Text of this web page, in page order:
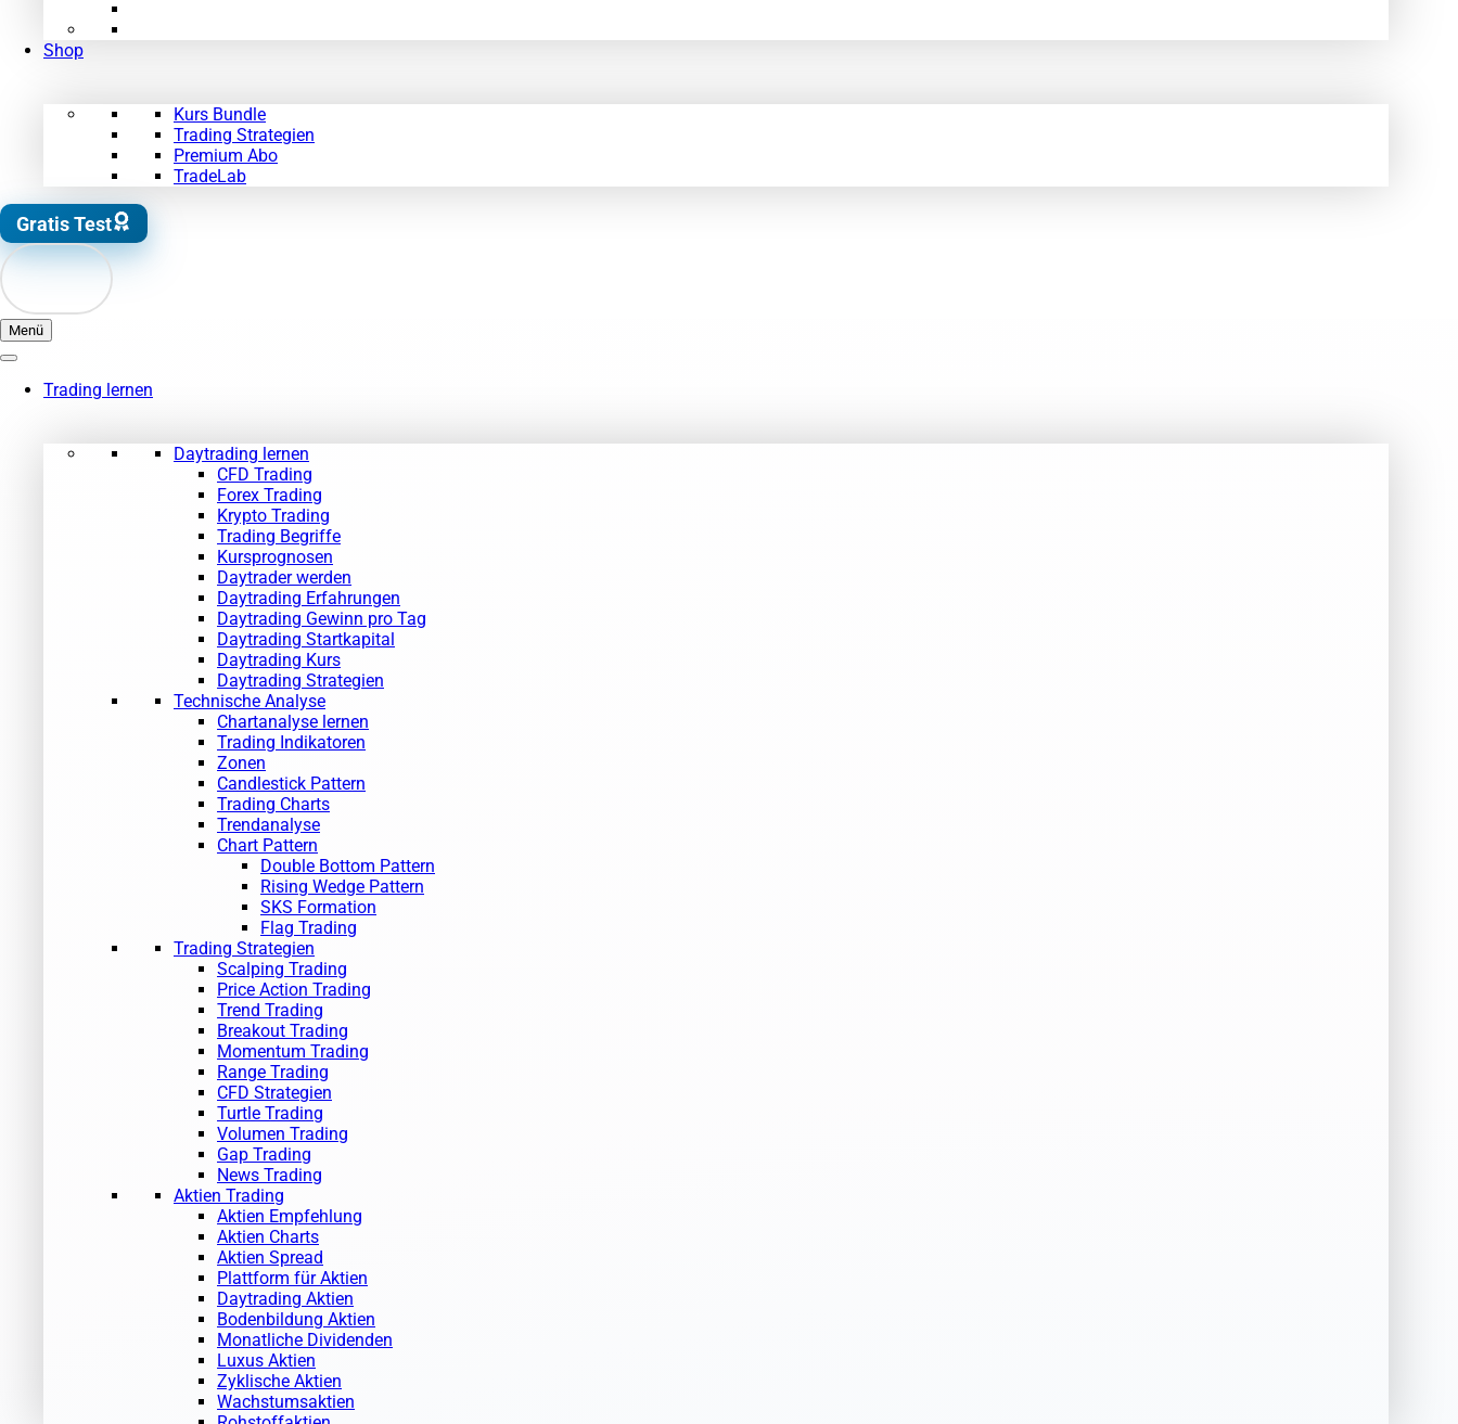
Shop
Kurs Bundle
Trading Strategien
Premium Abo
TradeLab
Gratis Test
Menü
Trading lernen
Daytrading lernen
CFD Trading
Forex Trading
Krypto Trading
Trading Begriffe
Kursprognosen
Daytrader werden
Daytrading Erfahrungen
Daytrading Gewinn pro Tag
Daytrading Startkapital
Daytrading Kurs
Daytrading Strategien
Technische Analyse
Chartanalyse lernen
Trading Indikatoren
Zonen
Candlestick Pattern
Trading Charts
Trendanalyse
Chart Pattern
Double Bottom Pattern
Rising Wedge Pattern
SKS Formation
Flag Trading
Trading Strategien
Scalping Trading
Price Action Trading
Trend Trading
Breakout Trading
Momentum Trading
Range Trading
CFD Strategien
Turtle Trading
Volumen Trading
Gap Trading
News Trading
Aktien Trading
Aktien Empfehlung
Aktien Charts
Aktien Spread
Plattform für Aktien
Daytrading Aktien
Bodenbildung Aktien
Monatliche Dividenden
Luxus Aktien
Zyklische Aktien
Wachstumsaktien